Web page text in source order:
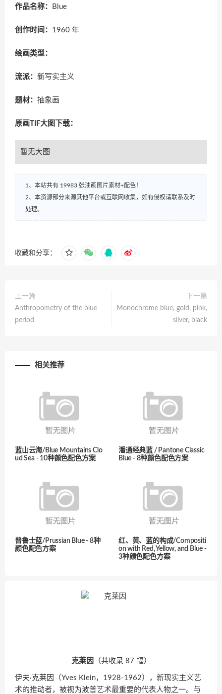
作品名称： Blue
创作时间： 1960 年
绘画类型：
流派： 新写实主义
题材： 抽象画
原画TIF大图下载：
暂无大图
1、本站共有 19983 张油画图片素材+配色！
2、本资源部分来源其他平台或互联网收集，如有侵权请联系及时
处理。
收藏和分享：
上一篇
Anthropometry of the blue
period
下一篇
Monochrome blue, gold, pink,
silver, black
相关推荐
蓝山云海/Blue Mountains Clo
ud Sea - 10种颜色配色方案
潘通经典蓝 / Pantone Classic
Blue - 8种颜色配色方案
普鲁士蓝/Prussian Blue - 8种
颜色配色方案
红、黄、蓝的构成/Compositi
on with Red, Yellow, and Blue -
3种颜色配色方案
克莱因 （共收录 87 幅）
伊夫·克莱因（Yves Klein，1928-1962），新现实主义艺
术的推动者，被视为波普艺术最重要的代表人物之一。与